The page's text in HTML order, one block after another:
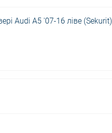
Audi A5 '07-16 ліве (Sekurit)